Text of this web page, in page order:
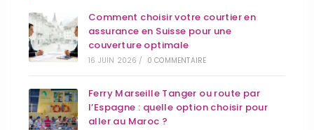
Comment choisir votre courtier en
assurance en Suisse pour une
couverture optimale
16 JUIN 2026 / 0 COMMENTAIRE
Ferry Marseille Tanger ou route par
l’Espagne : quelle option choisir pour
aller au Maroc ?